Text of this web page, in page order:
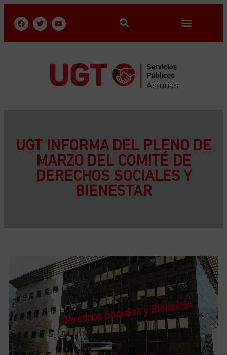
UGT INFORMA DEL PLENO DE
MARZO DEL COMITÉ DE
DERECHOS SOCIALES Y
BIENESTAR